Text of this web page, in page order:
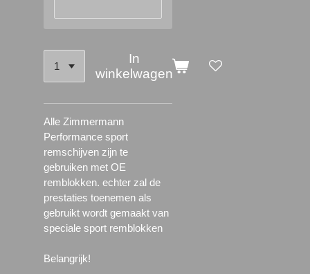
In
winkelwagen
Alle Zimmermann
Performance sport
remschijven zijn te
gebruiken met OE
remblokken. echter zal de
prestaties toenemen als
gebruikt wordt gemaakt van
speciale sport remblokken
Belangrijk!